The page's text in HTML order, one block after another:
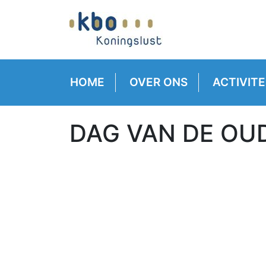
HOME OVER ONS
DAG VAN DE